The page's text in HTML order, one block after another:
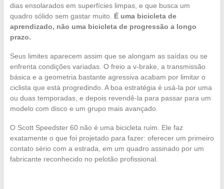
dias ensolarados em superfícies limpas, e que busca um
quadro sólido sem gastar muito. É uma bicicleta de
aprendizado, não uma bicicleta de progressão a longo
prazo.
Seus limites aparecem assim que se alongam as saídas ou se
enfrenta condições variadas. O freio a v-brake, a transmissão
básica e a geometria bastante agressiva acabam por limitar o
ciclista que está progredindo. A boa estratégia é usá-la por uma
ou duas temporadas, e depois revendê-la para passar para um
modelo com disco e um grupo mais avançado.
O Scott Speedster 60 não é uma bicicleta ruim. Ele faz
exatamente o que foi projetado para fazer: oferecer um primeiro
contato sério com a estrada, em um quadro assinado por um
fabricante reconhecido no pelotão profissional.